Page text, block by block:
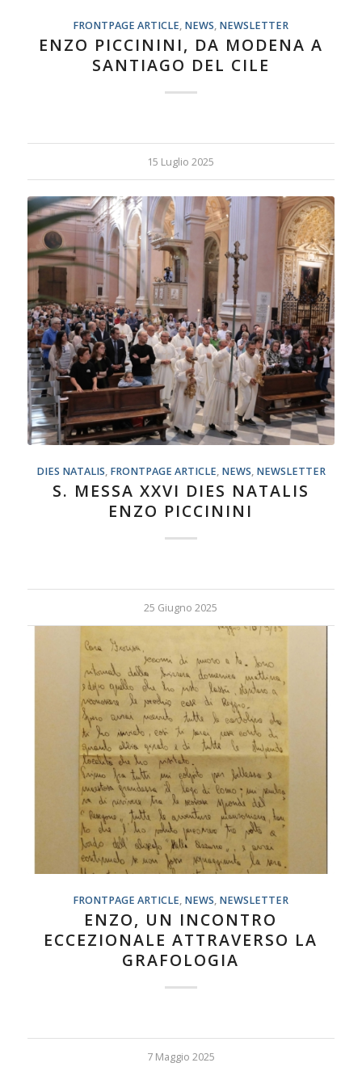
FRONTPAGE ARTICLE, NEWS, NEWSLETTER
ENZO PICCININI, DA MODENA A
SANTIAGO DEL CILE
15 Luglio 2025
DIES NATALIS, FRONTPAGE ARTICLE, NEWS, NEWSLETTER
S. MESSA XXVI DIES NATALIS
ENZO PICCININI
25 Giugno 2025
FRONTPAGE ARTICLE, NEWS, NEWSLETTER
ENZO, UN INCONTRO
ECCEZIONALE ATTRAVERSO LA
GRAFOLOGIA
7 Maggio 2025